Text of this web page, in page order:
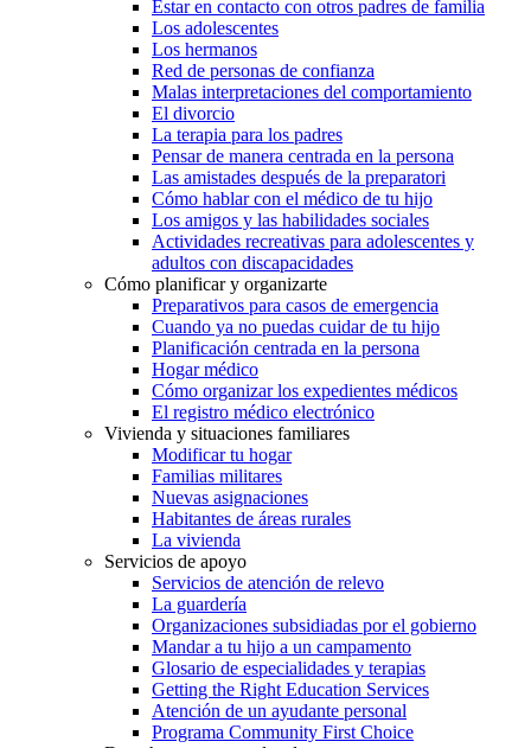
Estar en contacto con otros padres de familia
Los adolescentes
Los hermanos
Red de personas de confianza
Malas interpretaciones del comportamiento
El divorcio
La terapia para los padres
Pensar de manera centrada en la persona
Las amistades después de la preparatori
Cómo hablar con el médico de tu hijo
Los amigos y las habilidades sociales
Actividades recreativas para adolescentes y
adultos con discapacidades
Cómo planificar y organizarte
Preparativos para casos de emergencia
Cuando ya no puedas cuidar de tu hijo
Planificación centrada en la persona
Hogar médico
Cómo organizar los expedientes médicos
El registro médico electrónico
Vivienda y situaciones familiares
Modificar tu hogar
Familias militares
Nuevas asignaciones
Habitantes de áreas rurales
La vivienda
Servicios de apoyo
Servicios de atención de relevo
La guardería
Organizaciones subsidiadas por el gobierno
Mandar a tu hijo a un campamento
Glosario de especialidades y terapias
Getting the Right Education Services
Atención de un ayudante personal
Programa Community First Choice